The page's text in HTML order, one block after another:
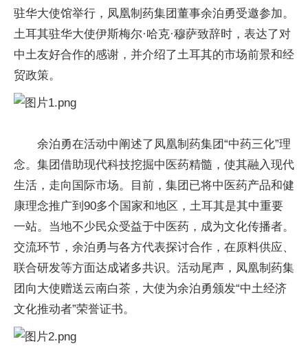
驻华大使馆举行，凤凰制药集团董事余泊勇受邀参加。
土耳其驻华大使伊斯梅尔·哈克·穆萨致辞时，表达了对
中土友好合作的感谢，并介绍了土耳其的市场前景和经
贸政策。
余泊勇在活动中阐述了凤凰制药集团“中药三化”理
念。集团借助现代科技挖掘中医药精髓，使其融入现代
生活，走向国际市场。目前，集团已将中医药产品和健
康理念推广到90多个国家和地区，土耳其是其中重要
一站。当地不少民众受益于中医药，成为文化传播者。
交流环节，余泊勇与各方代表探讨合作，在原料供应、
联合研发等方面达成诸多共识。活动尾声，凤凰制药集
团向大使赠送云南白茶，大使为余泊勇颁发“中土经济
文化推动者”荣誉证书。